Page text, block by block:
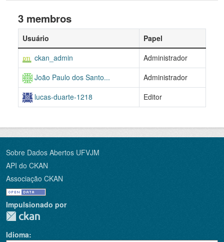
3 membros
Usuário
Papel
ckan_admin
Administrador
João Paulo dos Santo...
Administrador
lucas-duarte-1218
Editor
Sobre Dados Abertos UFVJM
API do CKAN
Associação CKAN
Impulsionado por
Idioma